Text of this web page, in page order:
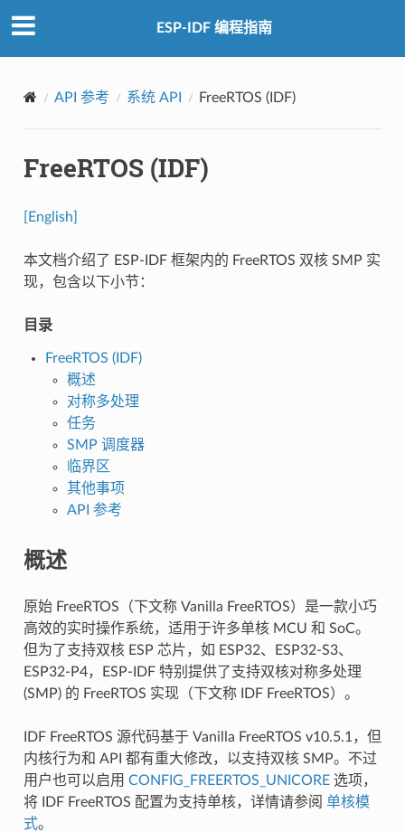
ESP-IDF 编程指南
API 参考 系统 API FreeRTOS (IDF)
FreeRTOS (IDF)
[English]
本文档介绍了 ESP-IDF 框架内的 FreeRTOS 双核 SMP 实
现，包含以下小节：
目录
FreeRTOS (IDF)
概述
对称多处理
任务
SMP 调度器
临界区
其他事项
API 参考
概述
原始 FreeRTOS（下文称 Vanilla FreeRTOS）是一款小巧
高效的实时操作系统，适用于许多单核 MCU 和 SoC。
但为了支持双核 ESP 芯片，如 ESP32、ESP32-S3、
ESP32-P4，ESP-IDF 特别提供了支持双核对称多处理
(SMP) 的 FreeRTOS 实现（下文称 IDF FreeRTOS）。
IDF FreeRTOS 源代码基于 Vanilla FreeRTOS v10.5.1，但
内核行为和 API 都有重大修改，以支持双核 SMP。不过
用户也可以启用 CONFIG_FREERTOS_UNICORE选项，
将 IDF FreeRTOS 配置为支持单核，详情请参阅 单核模
式。